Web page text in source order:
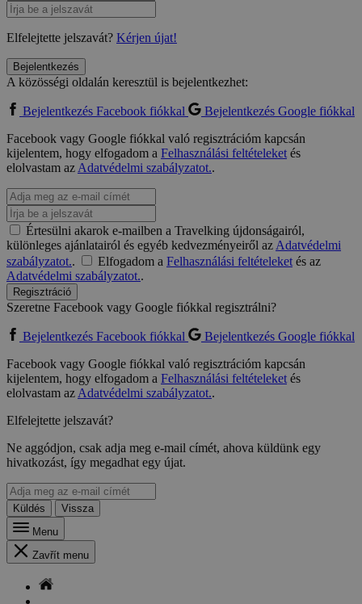
Elfelejtette jelszavát? Kérjen újat!
Bejelentkezés
A közösségi oldalán keresztül is bejelentkezhet:
Bejelentkezés Facebook fiókkal
Bejelentkezés Google fiókkal
Facebook vagy Google fiókkal való regisztrációm kapcsán
kijelentem, hogy elfogadom a Felhasználási feltételeketés
elolvastam azAdatvédelmi szabályzatot..
Értesülni akarok e-mailben a Travelking újdonságairól,
különleges ajánlatairól és egyéb kedvezményeiről azAdatvédelmi
szabályzatot.. Elfogadom a Felhasználási feltételeketés az
Adatvédelmi szabályzatot..
Regisztráció
Szeretne Facebook vagy Google fiókkal regisztrálni?
Bejelentkezés Facebook fiókkal
Bejelentkezés Google fiókkal
Facebook vagy Google fiókkal való regisztrációm kapcsán
kijelentem, hogy elfogadom a Felhasználási feltételeketés
elolvastam azAdatvédelmi szabályzatot..
Elfelejtette jelszavát?
Ne aggódjon, csak adja meg e-mail címét, ahova küldünk egy
hivatkozást, így megadhat egy újat.
Küldés
Vissza
Menu
Zavřít menu